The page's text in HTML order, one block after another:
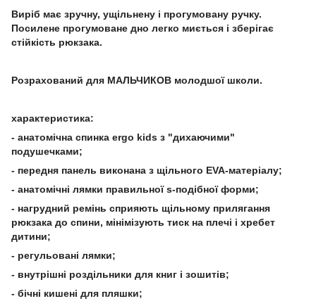
Виріб має зручну, ущільнену і прогумовану ручку.
Посилене прогумоване дно легко миється і зберігає
стійкість рюкзака.
Розрахований для МАЛЬЧИКОВ молодшої школи.
характеристика:
- анатомічна спинка ergo kids з "дихаючими"
подушечками;
- передня панель виконана з щільного EVA-матеріалу;
- анатомічні лямки правильної s-подібної форми;
- нагрудний ремінь сприяють щільному прилягання
рюкзака до спини, мінімізують тиск на плечі і хребет
дитини;
- регульовані лямки;
- внутрішні роздільники для книг і зошитів;
- бічні кишені для пляшки;